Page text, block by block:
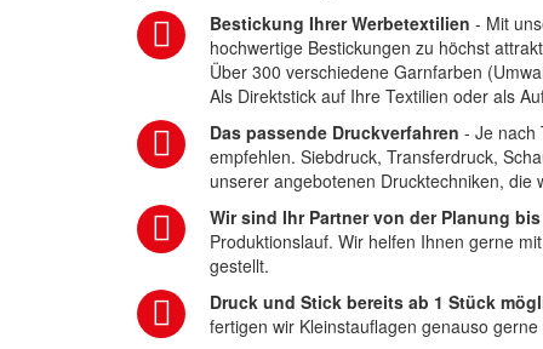
Bestickung Ihrer Werbetextilien - Mit
hochwertige Bestickungen zu höchst
Über 300 verschiedene Garnfarben
Als Direktstick auf Ihre Textilien oder als
Das passende Druckverfahren - Je nach
empfehlen. Siebdruck, Transferdruck,
unserer angebotenen Drucktechniken,
Wir sind Ihr Partner von der Planung
Produktionslauf. Wir helfen Ihnen gerne
gestellt.
Druck und Stick bereits ab 1 Stück
fertigen wir Kleinstauflagen genauso